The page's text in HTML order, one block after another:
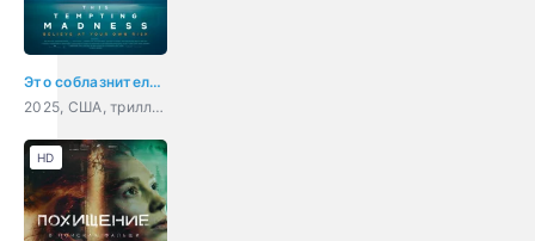
Это соблазнительное безумие
2025, США, триллер
HD